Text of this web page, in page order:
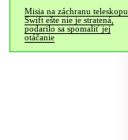
Misia na záchranu teleskopu
Swift ešte nie je stratená,
podarilo sa spomaliť jej
otáčanie